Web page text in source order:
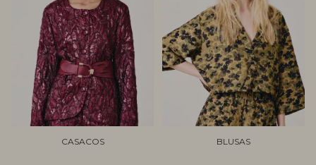
CASACOS BLUSAS